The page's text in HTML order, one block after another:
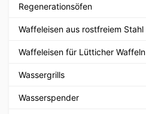
Regenerationsöfen
Waffeleisen aus rostfreiem Stahl
Waffeleisen für Lütticher Waffeln
Wassergrills
Wasserspender